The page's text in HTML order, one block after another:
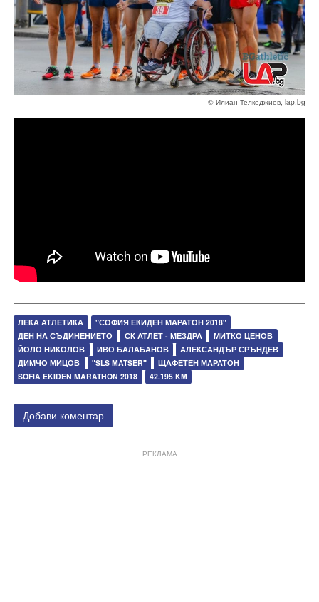
© Илиан Телкеджиев, lap.bg
ЛЕКА АТЛЕТИКА
"СОФИЯ ЕКИДЕН МАРАТОН 2018"
ДЕН НА СЪДИНЕНИЕТО
СК АТЛЕТ - МЕЗДРА
МИТКО ЦЕНОВ
ЙОЛО НИКОЛОВ
ИВО БАЛАБАНОВ
АЛЕКСАНДЪР СРЪНДЕВ
ДИМЧО МИЦОВ
"SLS MATSER"
ЩАФЕТЕН МАРАТОН
SOFIA EKIDEN MARATHON 2018
42.195 KM
Добави коментар
РЕКЛАМА